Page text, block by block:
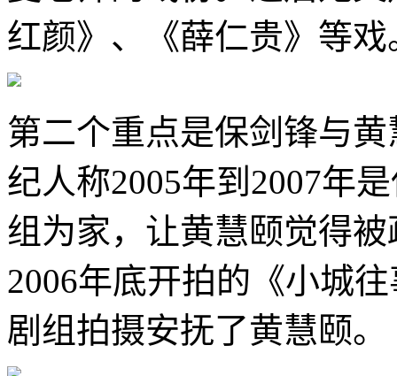
红颜》、《薛仁贵》等戏
第二个重点是保剑锋与
纪人称2005年到2007年
组为家，让黄慧颐觉得
2006年底开拍的《小城
剧组拍摄安抚了黄慧颐。